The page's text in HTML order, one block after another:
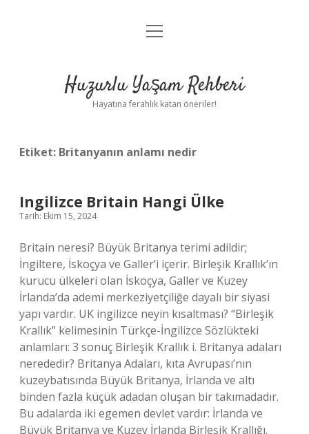
Anasayfa
Yasal Uyarı
menüyü
Huzurlu Yaşam Rehberi
Hayatına ferahlık katan öneriler!
Etiket: Britanyanın anlamı nedir
Ingilizce Britain Hangi Ülke
Tarih: Ekim 15, 2024
Britain neresi? Büyük Britanya terimi adildir;
İngiltere, İskoçya ve Galler’i içerir. Birleşik Krallık’ın
kurucu ülkeleri olan İskoçya, Galler ve Kuzey
İrlanda’da ademi merkeziyetçiliğe dayalı bir siyasi
yapı vardır. UK ingilizce neyin kısaltması? “Birleşik
Krallık” kelimesinin Türkçe-İngilizce Sözlükteki
anlamları: 3 sonuç Birleşik Krallık i. Britanya adaları
nerededir? Britanya Adaları, kıta Avrupası’nın
kuzeybatısında Büyük Britanya, İrlanda ve altı
binden fazla küçük adadan oluşan bir takımadadır.
Bu adalarda iki egemen devlet vardır: İrlanda ve
Büyük Britanya ve Kuzey İrlanda Birleşik Krallığı.